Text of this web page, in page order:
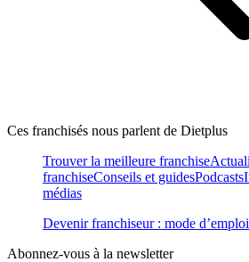
Ces franchisés nous parlent de Dietplus
Trouver la meilleure franchise
franchiseConseils et guidesPodcasts
médias
Devenir franchiseur : mode d’emploi
Abonnez-vous à la newsletter